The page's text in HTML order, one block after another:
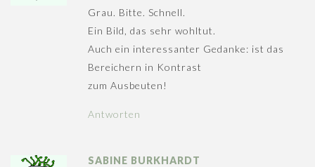
Grau. Bitte. Schnell.
Ein Bild, das sehr wohltut.
Auch ein interessanter Gedanke: ist das
Bereichern in Kontrast
zum Ausbeuten!
Antworten
SABINE BURKHARDT